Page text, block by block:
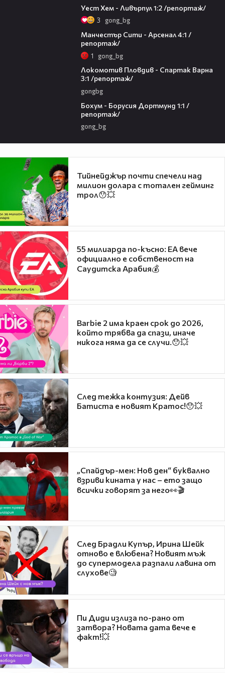
Уест Хем - Ливърпул 1:2 /репортаж/
3 gong_bg
Манчестър Сити - Арсенал 4:1 /
репортаж/
1 gong_bg
Локомотив Пловдив - Спартак Варна
3:1 /репортаж/
gongbg
Бохум - Борусия Дортмунд 1:1 /
репортаж/
gong_bg
Тийнейджър почти спечели над
милион долара с тотален гейминг
трол😯💥
55 милиарда по-късно: EA вече
официално е собственост на
Саудитска Арабия💰
Barbie 2 има краен срок до 2026,
който трябва да спази, иначе
никога няма да се случи.😯💥
След тежка контузия: Дейв
Батиста е новият Кратос!😯💥
„Спайдър-мен: Нов ден“ буквално
взриви кината у нас – ето защо
всички говорят за него👀🎬
След Брадли Купър, Ирина Шейк
отново е влюбена? Новият мъж
до супермодела разпали лавина от
слухове🧐
Пи Диди излиза по-рано от
затвора? Новата дата вече е
факт!💥